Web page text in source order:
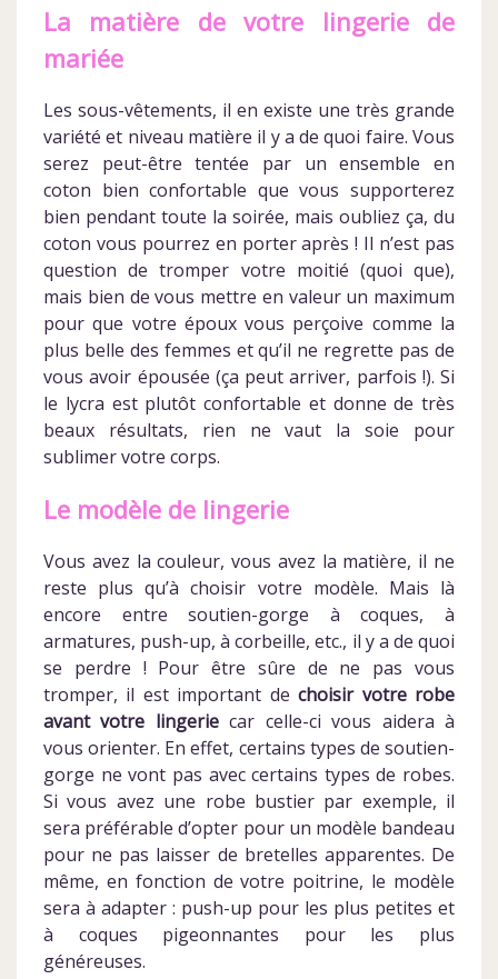
La matière de votre lingerie de
mariée
Les sous-vêtements, il en existe une très grande
variété et niveau matière il y a de quoi faire. Vous
serez peut-être tentée par un ensemble en
coton bien confortable que vous supporterez
bien pendant toute la soirée, mais oubliez ça, du
coton vous pourrez en porter après ! Il n’est pas
question de tromper votre moitié (quoi que),
mais bien de vous mettre en valeur un maximum
pour que votre époux vous perçoive comme la
plus belle des femmes et qu’il ne regrette pas de
vous avoir épousée (ça peut arriver, parfois !). Si
le lycra est plutôt confortable et donne de très
beaux résultats, rien ne vaut la soie pour
sublimer votre corps.
Le modèle de lingerie
Vous avez la couleur, vous avez la matière, il ne
reste plus qu’à choisir votre modèle. Mais là
encore entre soutien-gorge à coques, à
armatures, push-up, à corbeille, etc., il y a de quoi
se perdre ! Pour être sûre de ne pas vous
tromper, il est important dechoisir votre robe
avant votre lingeriecar celle-ci vous aidera à
vous orienter. En effet, certains types de soutien-
gorge ne vont pas avec certains types de robes.
Si vous avez une robe bustier par exemple, il
sera préférable d’opter pour un modèle bandeau
pour ne pas laisser de bretelles apparentes. De
même, en fonction de votre poitrine, le modèle
sera à adapter : push-up pour les plus petites et
à coques pigeonnantes pour les plus
généreuses.